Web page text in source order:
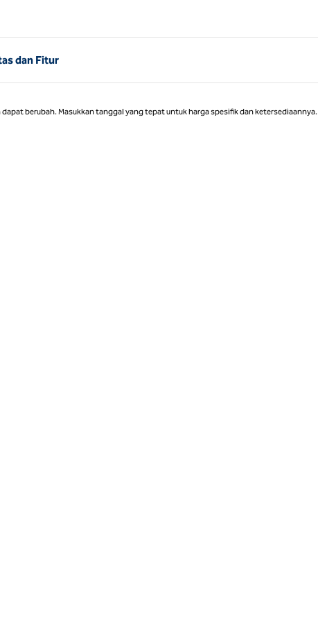
dan Fitur
berubah. Masukkan tanggal yang tepat untuk harga spesifik dan ketersediaannya.